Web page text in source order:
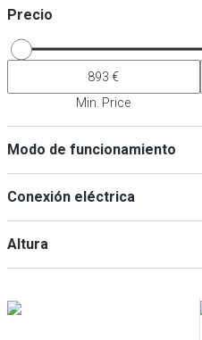
Precio
Min. Price
Modo de funcionamiento
Gas(3)
Conexión eléctrica
400V
Altura